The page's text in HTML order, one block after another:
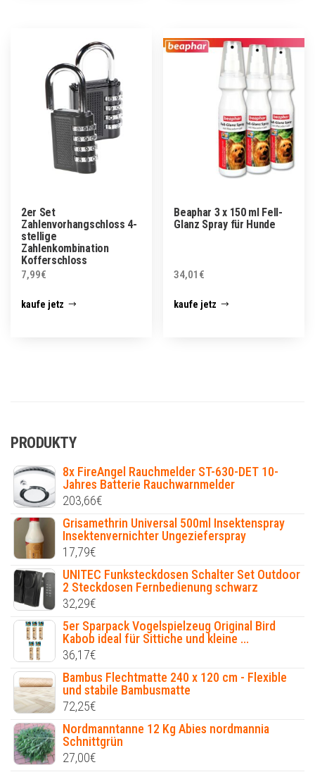
2er Set
Zahlenvorhangschloss 4-
stellige
Zahlenkombination
Kofferschloss
7,99€
kaufe jetz
Beaphar 3 x 150 ml Fell-
Glanz Spray für Hunde
34,01 €
kaufe jetz
PRODUKTY
8x FireAngel Rauchmelder ST-630-DET 10-
Jahres Batterie Rauchwarnmelder
203,66€
Grisamethrin Universal 500ml Insektenspray
Insektenvernichter Ungezieferspray
17,79€
UNITEC Funksteckdosen Schalter Set Outdoor
2 Steckdosen Fernbedienung schwarz
32,29€
5er Sparpack Vogelspielzeug Original Bird
Kabob ideal für Sittiche und kleine ...
36,17€
Bambus Flechtmatte 240 x 120 cm - Flexible
und stabile Bambusmatte
72,25€
Nordmanntanne 12 Kg Abies nordmannia
Schnittgrün
27,00€